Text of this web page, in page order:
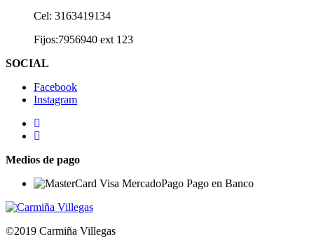
Cel: 3163419134
Fijos:7956940 ext 123
SOCIAL
Facebook
Instagram
Medios de pago
©2019 Carmiña Villegas